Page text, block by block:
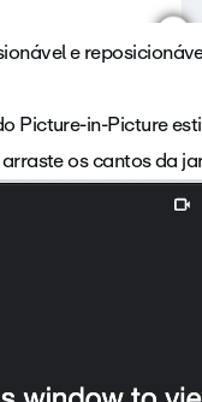
e
Picture-in-Picture
os cantos da